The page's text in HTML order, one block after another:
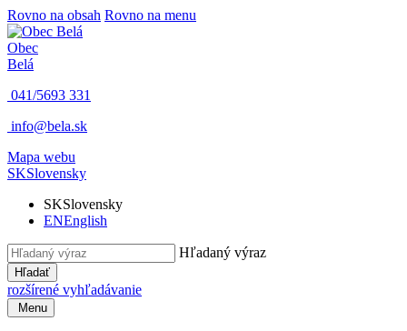
Rovno na obsah Rovno na menu
Obec
Belá
041/5693 331
info@bela.sk
Mapa webu
SKSlovensky
SKSlovensky
ENEnglish
Hľadaný výraz
Hľadať
rozšírené vyhľadávanie
Menu